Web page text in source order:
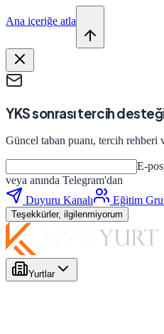
Ana içeriğe atla
YKS sonrası tercih
Güncel taban puanı, tercih rehberi
E-
veya anında Telegram'dan
Duyuru Kanalı
Eğitim
Teşekkürler, ilgilenmiyorum
Yurtlar